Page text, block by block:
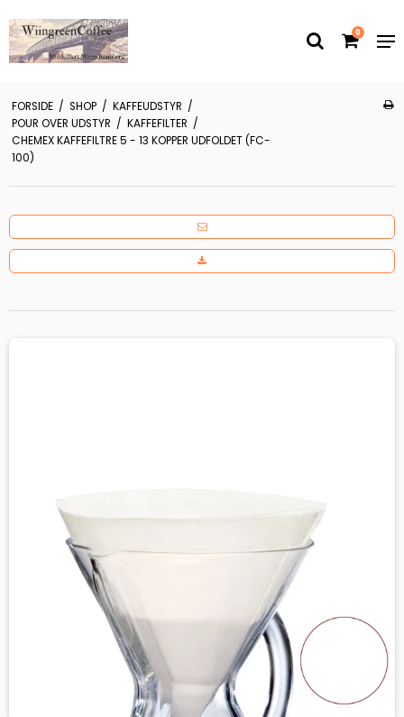
0
FORSIDE / SHOP / KAFFEUDSTYR /
POUR OVER UDSTYR / KAFFEFILTER /
CHEMEX KAFFEFILTRE 5 - 13 KOPPER UDFOLDET (FC-
100)